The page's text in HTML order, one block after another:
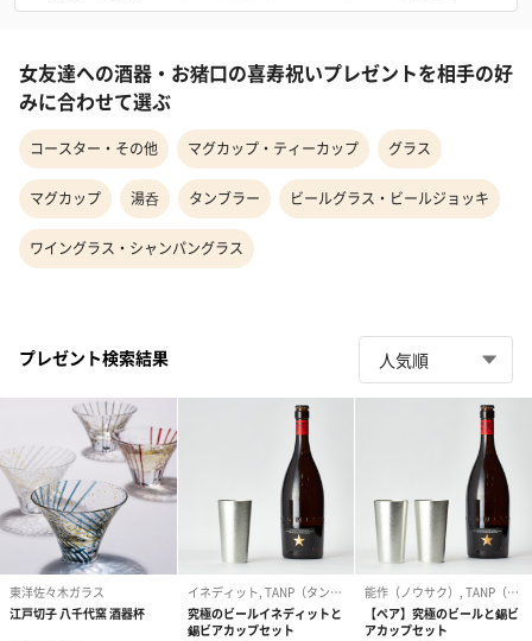
女友達への酒器・お猪口の喜寿祝いプレゼントを相手の好
みに合わせて選ぶ
コースター・その他 マグカップ・ティーカップ グラス
マグカップ 湯呑 タンブラー ビールグラス・ビールジョッキ
ワイングラス・シャンパングラス
プレゼント検索結果